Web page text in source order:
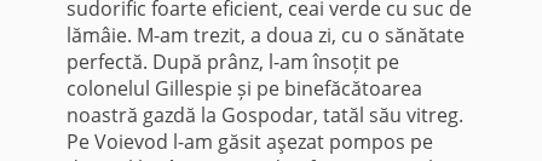
sudorific foarte eficient, ceai verde cu suc de
lămâie. M-am trezit, a doua zi, cu o sănătate
perfectă. După prânz, l-am însoțit pe
colonelul Gillespie și pe binefăcătoarea
noastră gazdă la Gospodar, tatăl său vitreg.
Pe Voievod l-am găsit aşezat pompos pe